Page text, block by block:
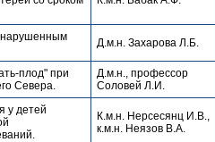
нарушенным
Д.м.н. Захарова Л.Б.
плод" при
Севера.
Д.м.н., профессор
Соловей Л.И.
у детей
К.м.н. Нерсесянц И.В.,
к.м.н. Неязов В.А.